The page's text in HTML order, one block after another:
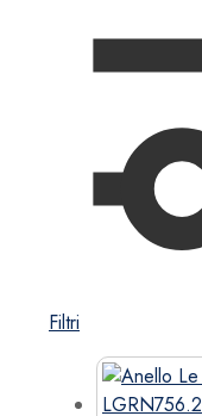
Filtri